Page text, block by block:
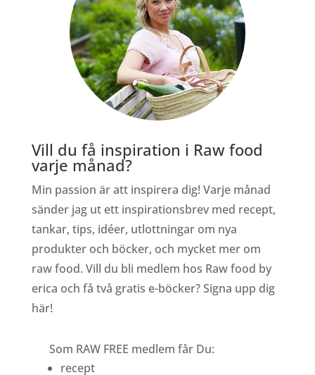
Vill du få inspiration i Raw food
varje månad?
Min passion är att inspirera dig! Varje månad
sänder jag ut ett inspirationsbrev med recept,
tankar, tips, idéer, utlottningar om nya
produkter och böcker, och mycket mer om
raw food. Vill du bli medlem hos Raw food by
erica och få två gratis e-böcker? Signa upp dig
här!
Som RAW FREE medlem får Du:
recept